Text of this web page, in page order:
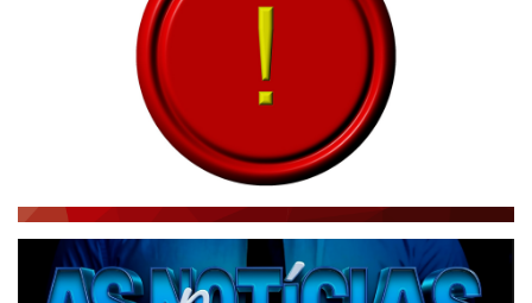
RÁDIO AGÊNCIA
NOTÍCIAS AO MINUTO
ACONTECEU...VIROU MANCHETE!